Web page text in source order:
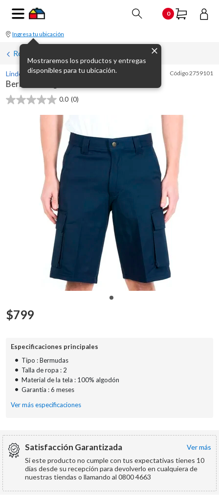
0
Ingresa tu ubicación
Mostraremos los productos y entregas
disponibles para tu ubicación.
Ropa de trabajo
Linder Código2759101
Bermuda cargo azul T02
0.0 (0)
0.0
$799
Especificaciones principales
• Tipo : Bermudas
• Talla de ropa : 2
• Material de la tela : 100% algodón
• Garantía : 6 meses
Ver más especificaciones
Satisfacción Garantizada
ver más
Si este producto no cumple con tus expectativas tienes 10
días desde su recepción para devolverlo en cualquiera de
nuestras tiendas o llamando al 0800 4663